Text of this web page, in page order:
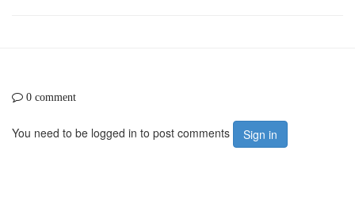
0 comment
You need to be logged in to post comments Sign in